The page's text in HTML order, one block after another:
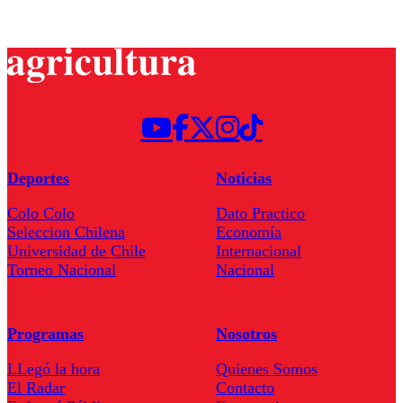
Deportes
Colo Colo
Seleccion Chilena
Universidad de Chile
Torneo Nacional
Noticias
Dato Practico
Economía
Internacional
Nacional
Programas
LLegó la hora
El Radar
Nosotros
Quienes Somos
Contacto